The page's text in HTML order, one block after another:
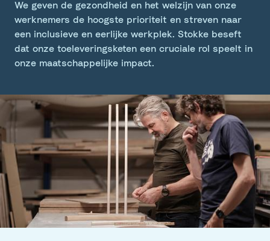
e
t
We geven de gezondheid en het welzijn van onze
werknemers de hoogste prioriteit en streven naar
een inclusieve en eerlijke werkplek. Stokke beseft
dat onze toeleveringsketen een cruciale rol speelt in
onze maatschappelijke impact.